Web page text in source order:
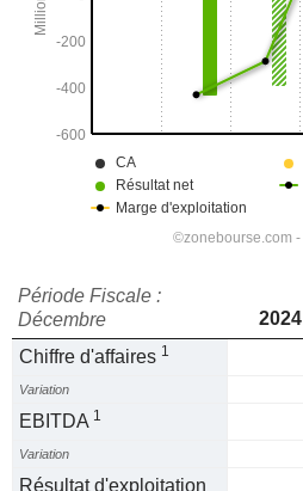
Période Fiscale :
Décembre
2024
Chiffre d'affaires 1
Variation
EBITDA 1
Variation
Résultat d'exploitation